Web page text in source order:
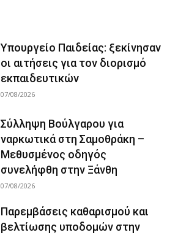
Υπουργείο Παιδείας: ξεκίνησαν
οι αιτήσεις για τον διορισμό
εκπαιδευτικών
07/08/2026
Σύλληψη Βούλγαρου για
ναρκωτικά στη Σαμοθράκη –
Μεθυσμένος οδηγός
συνελήφθη στην Ξάνθη
07/08/2026
Παρεμβάσεις καθαρισμού και
βελτίωσης υποδομών στην